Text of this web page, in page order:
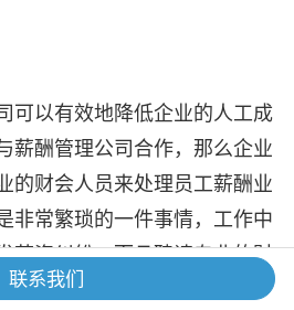
可以有效地降低企业的人工成
薪酬管理公司合作，那么企业
的财会人员来处理员工薪酬业
非常繁琐的一件事情，工作中
劳资纠纷，而且聘请专业的财
酬，相对于企业支付给薪酬管
联系我们